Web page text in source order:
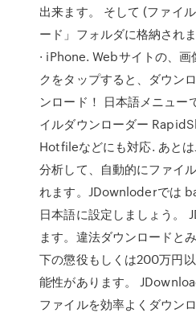
出来ます。 そして (ファイ
ード」フォルダに格納され
· iPhone. Webサイトの、
クをタップすると、ダウン
ンロード！ 日本語メニュー
イルダウンローダー
Hotfileなどにも対応. あと
分析して、自動的にファイ
れます。JDownloderでは
日本語に設定しましょう。
ます。違法ダウンロードと
下の懲役もしくは200万円
能性があります。
ファイルを効率よくダウン